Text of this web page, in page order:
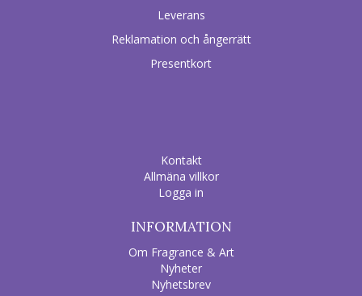
Leverans
Reklamation och ångerrätt
Presentkort
Kontakt
Allmäna villkor
Logga in
INFORMATION
Om Fragrance & Art
Nyheter
Nyhetsbrev